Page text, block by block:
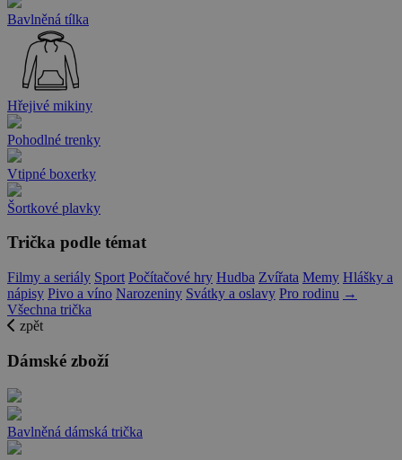
Bavlněná tílka
Hřejivé mikiny
Pohodlné trenky
Vtipné boxerky
Šortkové plavky
Trička podle témat
Filmy a seriály Sport Počítačové hry Hudba Zvířata Memy Hlášky a
nápisy Pivo a víno Narozeniny Svátky a oslavy Pro rodinu →
Všechna trička
zpět
Dámské zboží
Bavlněná dámská trička